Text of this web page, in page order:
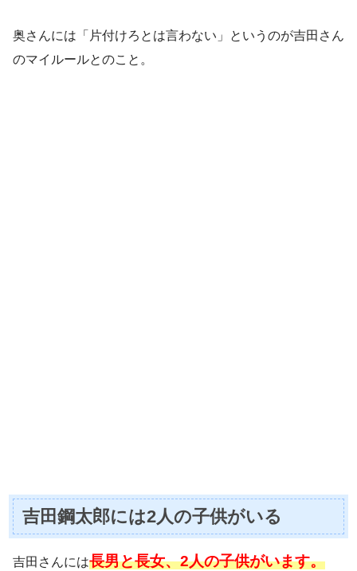
奥さんには「片付けろとは言わない」というのが吉田さん
のマイルールとのこと。
吉田鋼太郎には2人の子供がいる
吉田さんには長男と長女、2人の子供がいます。